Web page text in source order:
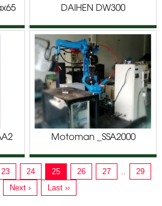
DAIHEN DW300
Motoman _SSA2000
23 24 25 26 27
29
Next › Last ››